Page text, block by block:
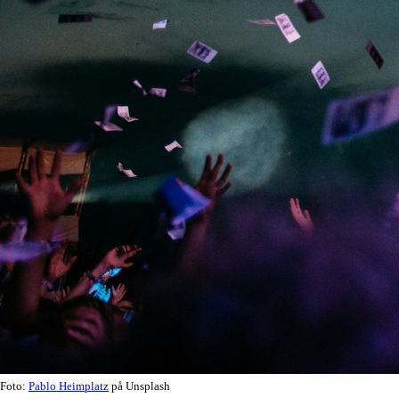
Foto: Pablo Heimplatz på Unsplash